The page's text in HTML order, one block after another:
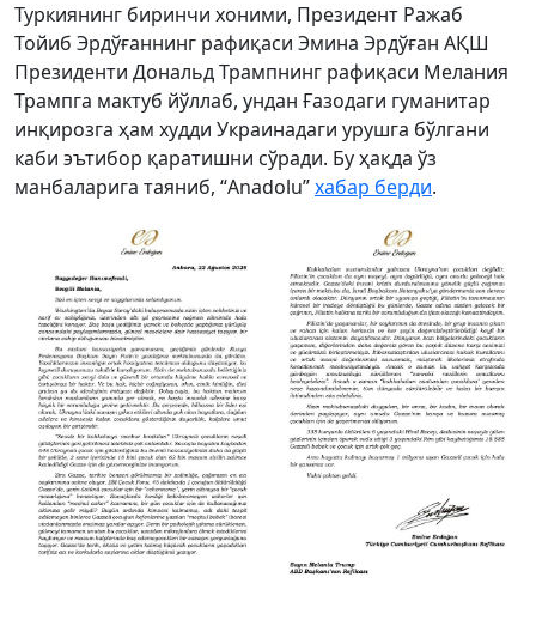
Туркиянинг биринчи хоними, Президент Ражаб
Тойиб Эрдўғаннинг рафиқаси Эмина Эрдўған АҚШ
Президенти Дональд Трампнинг рафиқаси Мелания
Трампга мактуб йўллаб, ундан Ғазодаги гуманитар
инқирозга ҳам худди Украинадаги урушга бўлгани
каби эътибор қаратишни сўради. Бу ҳақда ўз
манбаларига таяниб, “Anadolu”хабар берди.